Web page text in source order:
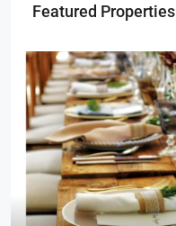
Featured Properties